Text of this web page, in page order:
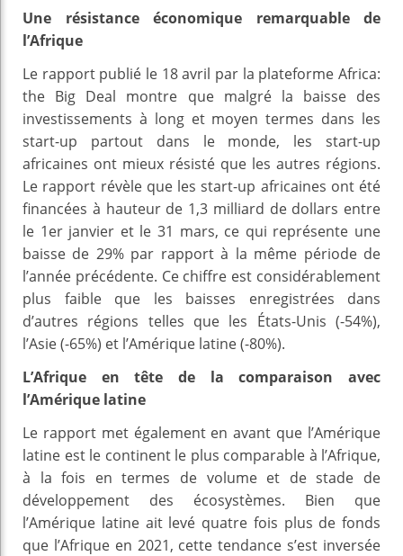
Une résistance économique remarquable de
l’Afrique
Le rapport publié le 18 avril par la plateforme Africa:
the Big Deal montre que malgré la baisse des
investissements à long et moyen termes dans les
start-up partout dans le monde, les start-up
africaines ont mieux résisté que les autres régions.
Le rapport révèle que les start-up africaines ont été
financées à hauteur de 1,3 milliard de dollars entre
le 1er janvier et le 31 mars, ce qui représente une
baisse de 29% par rapport à la même période de
l’année précédente. Ce chiffre est considérablement
plus faible que les baisses enregistrées dans
d’autres régions telles que les États-Unis (-54%),
l’Asie (-65%) et l’Amérique latine (-80%).
L’Afrique en tête de la comparaison avec
l’Amérique latine
Le rapport met également en avant que l’Amérique
latine est le continent le plus comparable à l’Afrique,
à la fois en termes de volume et de stade de
développement des écosystèmes. Bien que
l’Amérique latine ait levé quatre fois plus de fonds
que l’Afrique en 2021, cette tendance s’est inversée